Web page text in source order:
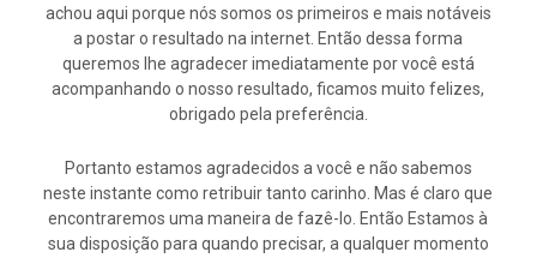
achou aqui porque nós somos os primeiros e mais notáveis
a postar o resultado na internet. Então dessa forma
queremos lhe agradecer imediatamente por você está
acompanhando o nosso resultado, ficamos muito felizes,
obrigado pela preferência.
Portanto estamos agradecidos a você e não sabemos
neste instante como retribuir tanto carinho. Mas é claro que
encontraremos uma maneira de fazê-lo. Então Estamos à
sua disposição para quando precisar, a qualquer momento